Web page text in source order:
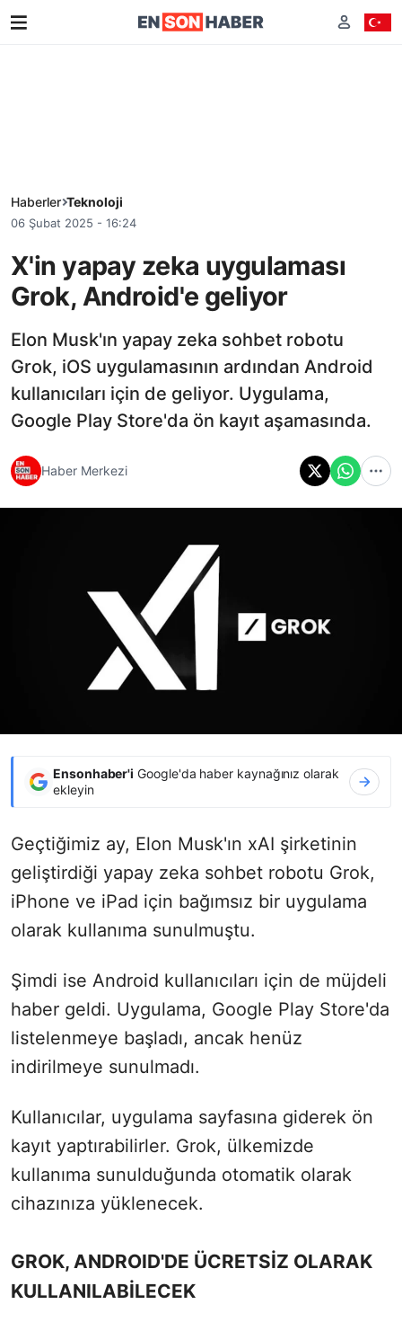
Haberler Teknoloji
06 Şubat 2025 - 16:24
X'in yapay zeka uygulaması
Grok, Android'e geliyor
Elon Musk'ın yapay zeka sohbet robotu
Grok, iOS uygulamasının ardından Android
kullanıcıları için de geliyor. Uygulama,
Google Play Store'da ön kayıt aşamasında.
Haber Merkezi
Ensonhaber'i Google'da haber kaynağınız olarak
ekleyin
Geçtiğimiz ay, Elon Musk'ın xAI şirketinin
geliştirdiği yapay zeka sohbet robotu Grok,
iPhone ve iPad için bağımsız bir uygulama
olarak kullanıma sunulmuştu.
Şimdi ise Android kullanıcıları için de müjdeli
haber geldi. Uygulama, Google Play Store'da
listelenmeye başladı, ancak henüz
indirilmeye sunulmadı.
Kullanıcılar, uygulama sayfasına giderek ön
kayıt yaptırabilirler. Grok, ülkemizde
kullanıma sunulduğunda otomatik olarak
cihazınıza yüklenecek.
GROK, ANDROID'DE ÜCRETSİZ OLARAK
KULLANILABİLECEK